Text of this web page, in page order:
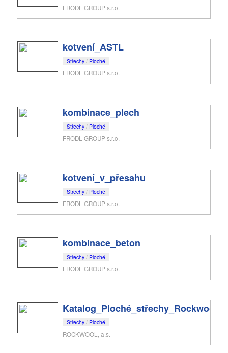
FRODL GROUP s.r.o.
kotvení_ASTL
Střechy / Ploché
FRODL GROUP s.r.o.
kombinace_plech
Střechy / Ploché
FRODL GROUP s.r.o.
kotvení_v_přesahu
Střechy / Ploché
FRODL GROUP s.r.o.
kombinace_beton
Střechy / Ploché
FRODL GROUP s.r.o.
Katalog_Ploché_střechy_Rockwool
Střechy / Ploché
ROCKWOOL, a.s.